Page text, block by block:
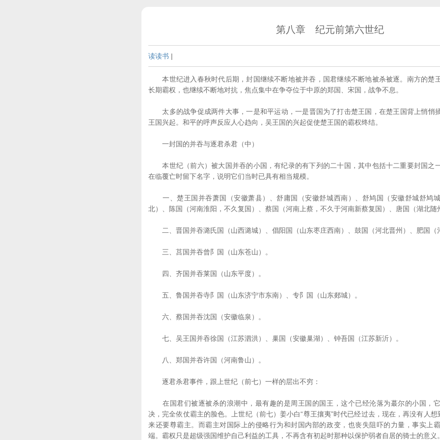
第八章 纪元前第六世纪
读读书 |
本世纪进入春秋时代后期，封国继续不断地被并吞，国君继续不断地被杀被逐。南方的楚
长期霸权，也继续不断地对抗，焦点集中在争夺位于中原的郑国、宋国，战争不息。
太多的战争促成两件大事，一是和平运动，一是晋国为了打击楚王国，在楚王国背上悄
王国兴起。和平的呼声反应人心趋向，吴王国的兴起促使楚王国的霸权终结。
一封国的并吞与逐君杀君（中）
本世纪（前六）被大国并吞的小国，有纪录的有下列的二十国，其中包括十二重要封国之
在临覆亡时留下名字，说明它们当时已具有相当规模。
一、楚王国并吞萧国（安徽萧县）、舒庸国（安徽舒城西南）、舒鸠国（安徽舒城舒鸠
北）、陈国（河南淮阳，不久复国）、蔡国（河南上蔡，不久于河南新蔡复国）、唐国（湖北随
二、晋国并吞潞氏国（山西潞城）、倡阳国（山东枣庄西南）、鼓国（河北晋州）、肥国（
三、莒国并吞曾阝国（山东苍山）。
四、齐国并吞莱国（山东平度）。
五、鲁国并吞寺阝国（山东济宁市东南）、专阝国（山东郯城）。
六、蔡国并吞沈国（安徽临泉）。
七、吴王国并吞徐国（江苏泗洪）、巢国（安徽巢湖）、钟吾国（江苏新沂）。
八、郑国并吞许国（河南鲁山）。
逐君杀君事件，跟上世纪（前七）一样的层出不穷：
在国君们被逐被杀的浪潮中，最有趣的是周王国的国王，这个已经沦落为蕞尔的小国，
决，完全依仗霸主的脸色。上世纪（前七）姜小白“尊王攘夷”时代已经过去，现在，再没有人想
来还要尊霸主。而霸主对国际上的侵略行为和封国内部的政变，也丧失阻吓的力量，事实上
端。霸权只是超级强国维护自己利益的工具，不再含有初起时那种以保护弱者自居的骑士的意义